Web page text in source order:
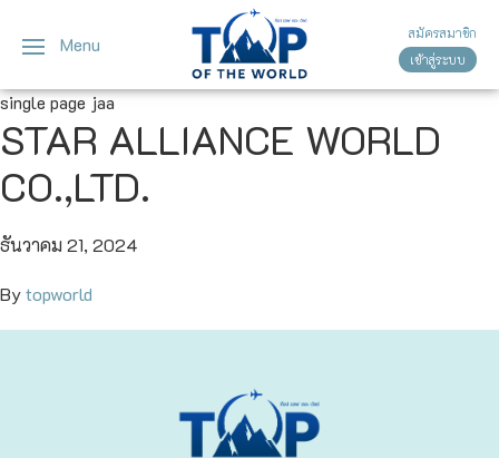
Menu
สมัครสมาชิก
เข้าสู่ระบบ
single page jaa
STAR ALLIANCE WORLD
CO.,LTD.
ธันวาคม 21, 2024
Bytopworld
ญี่ปุ่นทัวร์ญี่ปุ่น
โตเกียว
โอซาก้า
เกียวโต
เวียดนาม
ทัวร์เวียดนาม